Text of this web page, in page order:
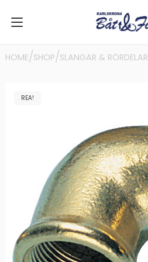
HOME/SHOP/SLANGAR & RÖRDELAR
REA!